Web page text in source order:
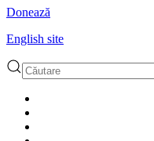
Donează
English site